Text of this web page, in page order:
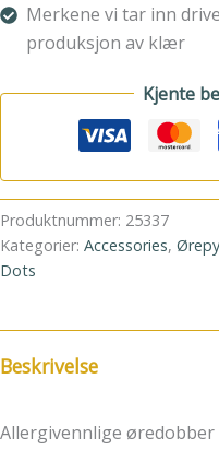
Merkene vi tar inn
produksjon av klær
Kjente
Produktnummer: 25337
Kategorier: Accessories,
Dots
Beskrivelse
Allergivennlige